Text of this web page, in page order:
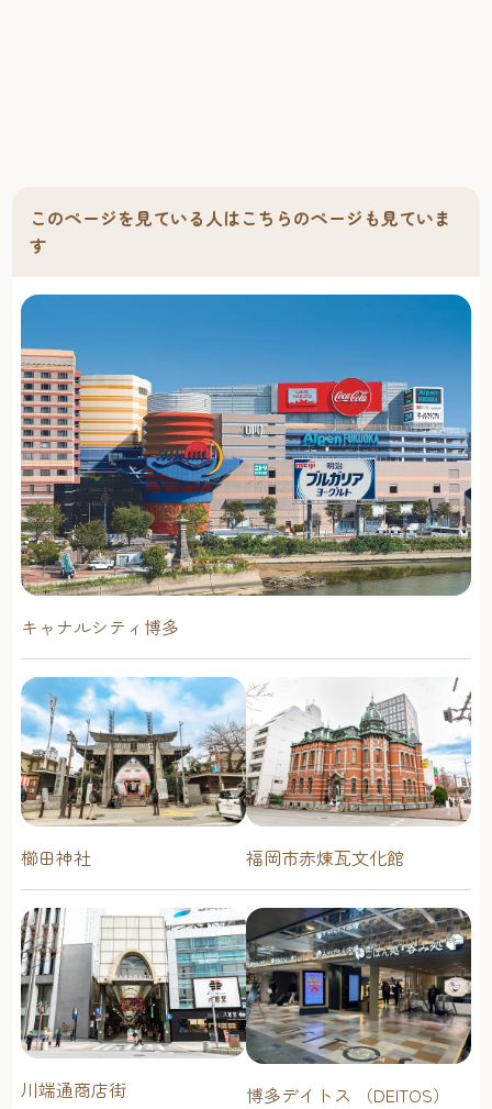
このページを見ている人はこちらのページも見ていま
す
キャナルシティ博多
櫛田神社 福岡市赤煉瓦文化館
川端通商店街 博多デイトス （DEITOS）